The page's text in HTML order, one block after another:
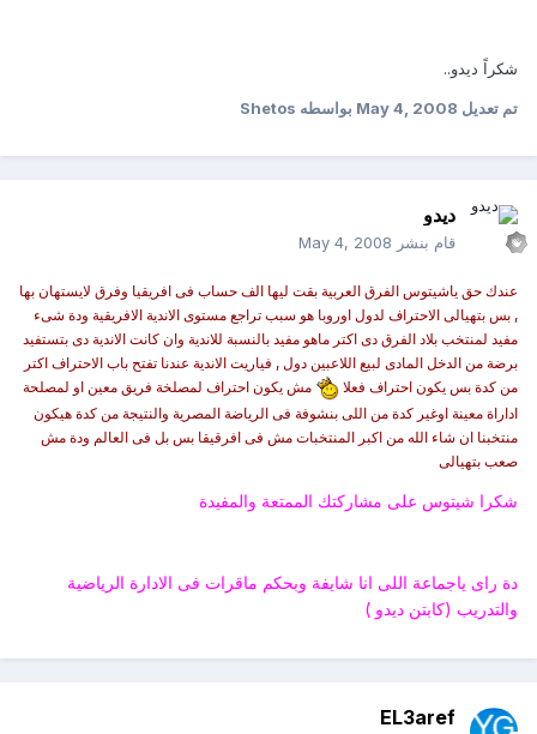
شكراً ديدو..
تم تعديلMay 4, 2008بواسطه Shetos
ديدو
قام بنشر May 4, 2008
عندك حق ياشيتوس الفرق العربية بقت ليها الف حساب فى افريقيا وفرق لايستهان بها
, بس بتهيالى الاحتراف لدول اوروبا هو سبب تراجع مستوى الاندية الافريقية ودة شىء
مفيد لمنتخب بلاد الفرق دى اكتر ماهو مفيد بالنسبة للاندية وان كانت الاندية دى بتستفيد
برضة من الدخل المادى لبيع اللاعبين دول , فياريت الاندية عندنا تفتح باب الاحتراف اكتر
من كدة بس يكون احتراف فعلا
مش يكون احتراف لمصلخة فريق معين او لمصلحة
اداراة معينة اوغير كدة من اللى بنشوفة فى الرياضة المصرية والنتيجة من كدة هيكون
منتخبنا ان شاء الله من اكبر المنتخبات مش فى افرقيقا بس بل فى العالم ودة مش
صعب بتهيالى
شكرا شيتوس على مشاركتك الممتعة والمفيدة
دة راى ياجماعة اللى انا شايفة وبحكم ماقرات فى الادارة الرياضية
والتدريب (كابتن ديدو )
EL3aref